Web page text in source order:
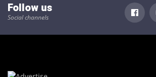
Follow us
Social channels